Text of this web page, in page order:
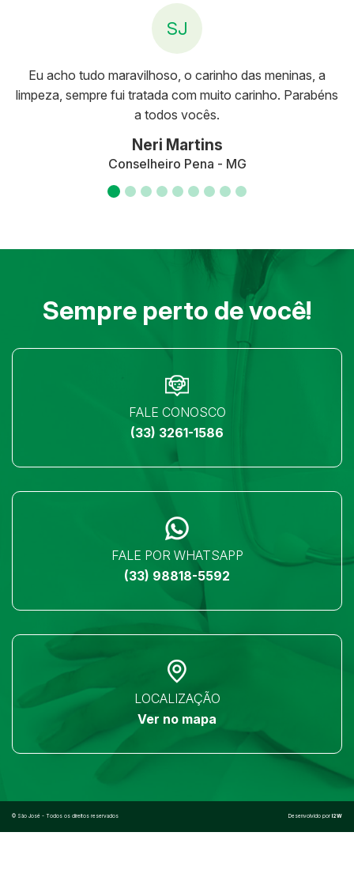
SJ
Eu acho tudo maravilhoso, o carinho das meninas, a
limpeza, sempre fui tratada com muito carinho. Parabéns
a todos vocês.
Neri Martins
Conselheiro Pena - MG
Sempre perto de você!
FALE CONOSCO
(33) 3261-1586
FALE POR WHATSAPP
(33) 98818-5592
LOCALIZAÇÃO
Ver no mapa
© São José - Todos os direitos reservados Desenvolvido por I2W